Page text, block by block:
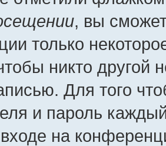
, вы
только
никто другой
Для того
и пароль
на